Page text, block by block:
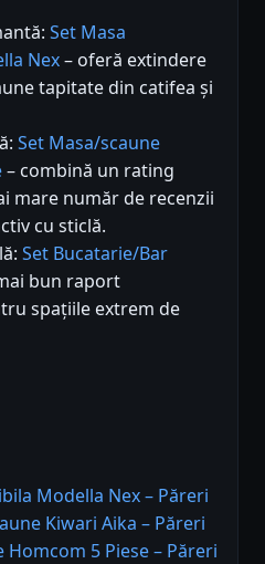
Set Masa
Nex– oferă extindere
tapitate din catifea și
Set Masa/scaune
– combină un rating
mare număr de recenzii
cu sticlă.
Set Bucatarie/Bar
bun raport
spațiile extrem de
Modella Nex – Păreri
Kiwari Aika – Păreri
Homcom 5 Piese – Păreri